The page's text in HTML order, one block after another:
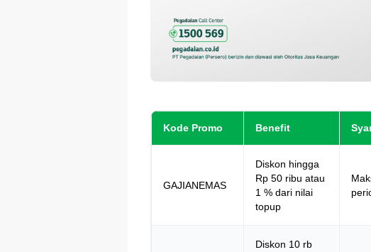
Kode Promo Benefit
GAJIANEMAS
Diskon hingga
Rp 50 ribu atau
1 % dari nilai
topup
Diskon 10 rb